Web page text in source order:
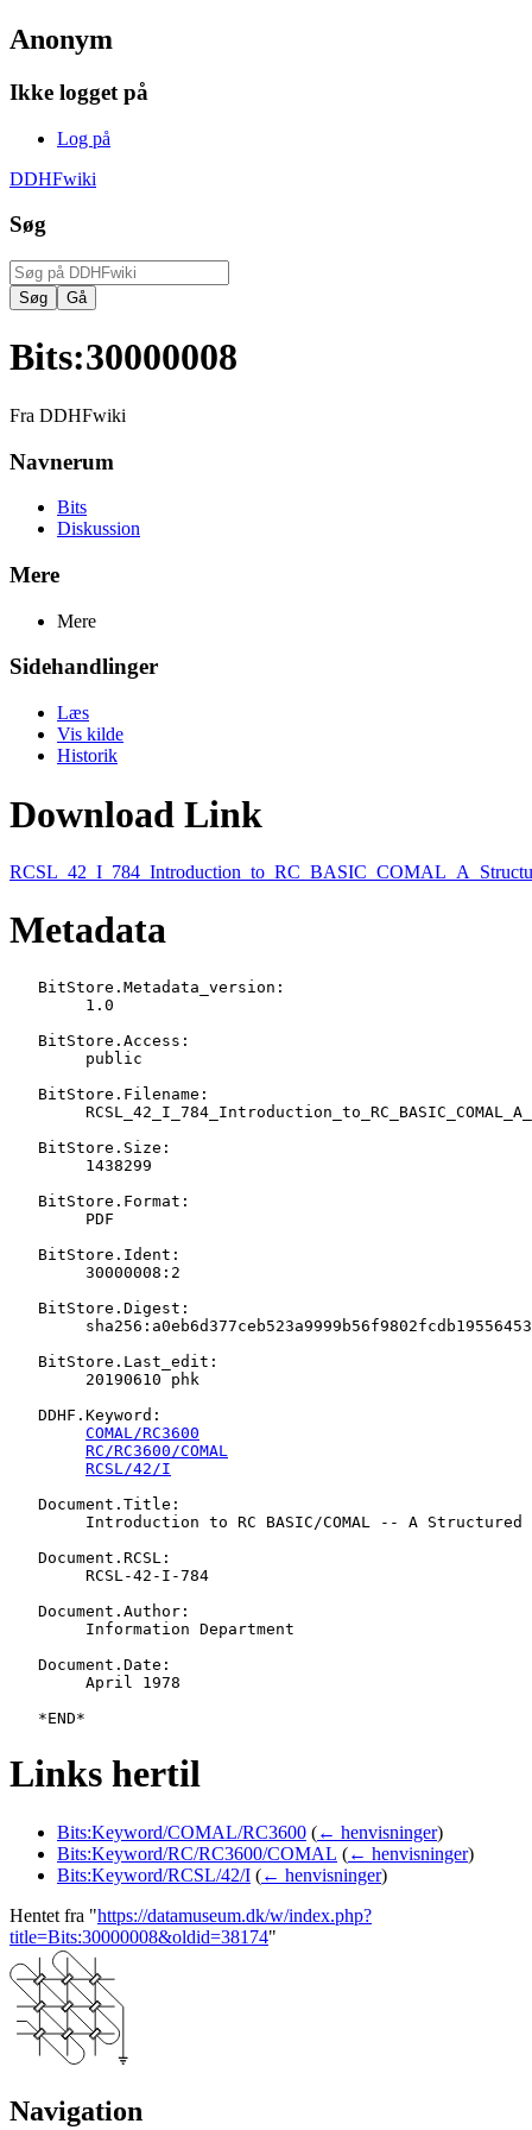
Anonym
Ikke logget på
Log på
DDHFwiki
Søg
Bits:30000008
Fra DDHFwiki
Navnerum
Bits
Diskussion
Mere
Mere
Sidehandlinger
Læs
Vis kilde
Historik
Download Link
Metadata
   BitStore.Metadata_version:
   BitStore.Access:
   BitStore.Filename:
   BitStore.Size:
   BitStore.Format:
   BitStore.Ident:
   BitStore.Digest:
   BitStore.Last_edit:
   DDHF.Keyword:
COMAL/RC3600
RC/RC3600/COMAL
RCSL/42/I
   Document.Title:
   Document.RCSL:
   Document.Author:
   Document.Date:
Links hertil
Bits:Keyword/COMAL/RC3600 (← henvisninger)
Bits:Keyword/RC/RC3600/COMAL (← henvisninger)
Bits:Keyword/RCSL/42/I (← henvisninger)
Hentet fra "https://datamuseum.dk/w/index.php?
title=Bits:30000008&oldid=38174"
Navigation